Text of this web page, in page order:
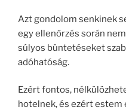
Azt gondolom senkinek
egy ellenőrzés során
súlyos büntetéseket
adóhatóság.
Ezért fontos,
hotelnek, és ezért estem